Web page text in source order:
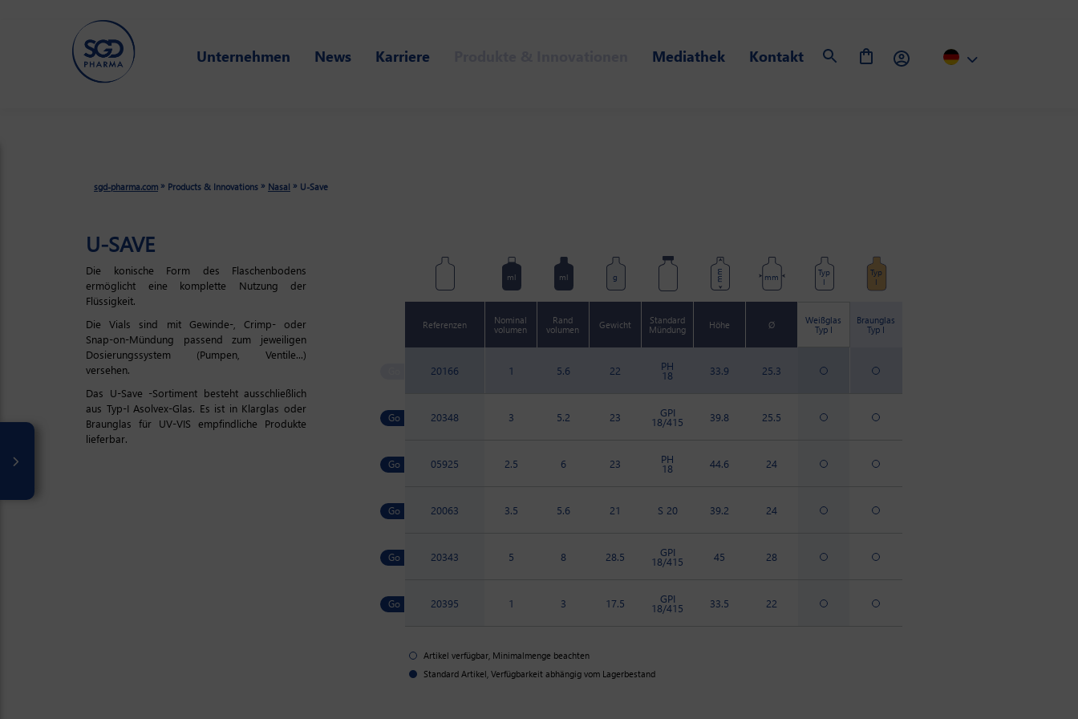
Unternehmen News Karriere Mediathek Kontakt
sgd-pharma.com » Products & Innovations » Nasal » U-Save
U-SAVE
Die konische Form des Flaschenbodens
ermöglicht eine komplette Nutzung der
Flüssigkeit.
Die Vials sind mit Gewinde-, Crimp- oder
Snap-on-Mündung passend zum jeweiligen
Dosierungssystem (Pumpen, Ventile...)
versehen.
Das U-Save -Sortiment besteht ausschließlich
aus Typ-I Asolvex-Glas. Es ist in Klarglas oder
Braunglas für UV-VIS empfindliche Produkte
lieferbar.
ml ml g mm mm
Typ
I
Typ
I
Referenzen
Nominal
volumen
Rand
volumen
Gewicht
Standard
Mündung
Höhe Ø
Weißglas
Typ I
Braunglas
Typ I
20166 1 5.6 22 PH
18 33.9 25.3
20348 3 5.2 23 GPI
18/415 39.8 25.5
05925 2.5 6 23 PH
18 44.6 24
20063 3.5 5.6 21 S 20 39.2 24
20343 5 8 28.5 GPI
18/415 45 28
20395 1 3 17.5 GPI
18/415 33.5 22
Artikel verfügbar, Minimalmenge beachten
Standard Artikel, Verfügbarkeit abhängig vom Lagerbestand